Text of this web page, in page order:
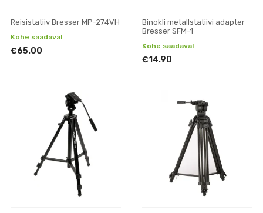
Reisistatiiv Bresser MP-274VH
Kohe saadaval
€65.00
Binokli metallstatiivi adapter
Bresser SFM-1
Kohe saadaval
€14.90